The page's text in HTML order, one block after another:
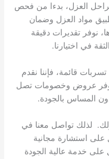
العزل، بدءا من فحص
مواد العزل وضمان
نوفر تقديرات دقيقة
في اختيارنا.
قائمة، فإننا نقدم
عروض وخصومات تصل
لذلك تواصل معنا في
استشارة مجانية
خدمة عالية الجودة